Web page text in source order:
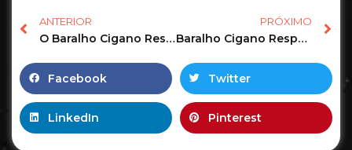
ANTERIOR
O Baralho Cigano Responde o Tarot Revela as Previsões pra você! #tarot #tarotonline #tarotreading 22
PRÓXIMO
Baralho Cigano Responde o Tarot Revela as Previsões pra você! #tarot #tarotonline #tarotreading 150
Facebook Twitter
LinkedIn Pinterest